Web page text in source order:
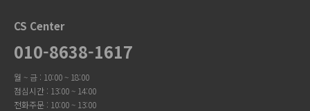
CS Center
010-8638-1617
월 ~ 금 : 10:00 ~ 18:00
점심시간 : 13:00 ~ 14:00
전화주문 : 10:00 ~ 13:00